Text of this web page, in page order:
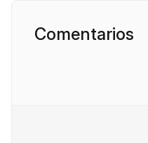
Comentarios